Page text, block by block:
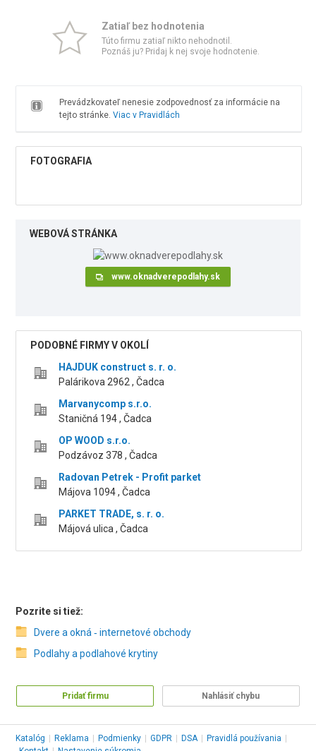
Zatiaľ bez hodnotenia
Túto firmu zatiaľ nikto nehodnotil.
Poznáš ju? Pridaj k nej svoje hodnotenie.
Prevádzkovateľ nenesie zodpovednosť za informácie na
tejto stránke. Viac v Pravidlách
FOTOGRAFIA
WEBOVÁ STRÁNKA
www.oknadverepodlahy.sk
PODOBNÉ FIRMY V OKOLÍ
HAJDUK construct s. r. o.
Palárikova 2962 , Čadca
Marvanycomp s.r.o.
Staničná 194 , Čadca
OP WOOD s.r.o.
Podzávoz 378 , Čadca
Radovan Petrek - Profit parket
Májova 1094 , Čadca
PARKET TRADE, s. r. o.
Májová ulica , Čadca
Pozrite si tiež:
Dvere a okná ‑ internetové obchody
Podlahy a podlahové krytiny
Pridať firmu Nahlásiť chybu
Katalóg Reklama Podmienky GDPR DSA Pravidlá používania